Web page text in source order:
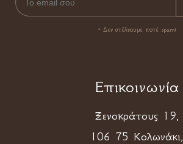
* Δεν στέλνουμε ποτέ spam!
Επικοινωνία
Ξενοκράτους 19,
106 75 Κολωνάκι,